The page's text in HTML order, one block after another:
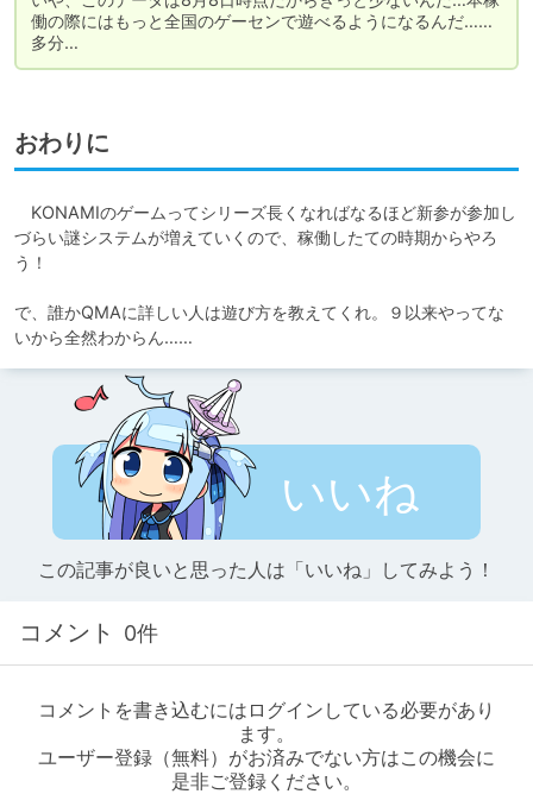
働の際にはもっと全国のゲーセンで遊べるようになるんだ……
多分…
おわりに
KONAMIのゲームってシリーズ長くなればなるほど新参が参加し
づらい謎システムが増えていくので、稼働したての時期からやろ
う！
で、誰かQMAに詳しい人は遊び方を教えてくれ。９以来やってな
いから全然わからん……
いいね
この記事が良いと思った人は「いいね」してみよう！
コメント 0件
コメントを書き込むにはログインしている必要があり
ます。
ユーザー登録（無料）がお済みでない方はこの機会に
是非ご登録ください。